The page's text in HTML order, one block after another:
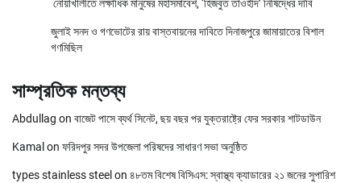
নোয়াখালীতে লক্ষাধিক মানুষের মহাসমাবেশ, ‘হিজবুত তাওহীদ’ নিষিদ্ধের দাবি
জুলাই সনদ ও গণভোটের রায় বাস্তবায়নের দাবিতে দিনাজপুরে জামায়াতের বিশাল
গণমিছিল
সাম্প্রতিক মন্তব্য
Abdullag on বাজেট পাসে ব্যর্থ সিনেট, ছয় বছর পর যুক্তরাষ্ট্রে ফের সরকার শাটডাউন
Kamal on ফরিদপুর সদর উপজেলা পরিষদের সাধারণ সভা অনুষ্ঠিত
types stainless steel on ৪৮তম বিশেষ বিসিএস: স্বাস্থ্য ক্যাডারের ২১ জনের সুপারিশ